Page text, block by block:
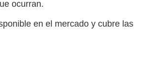
ocurran.
en el mercado y cubre las